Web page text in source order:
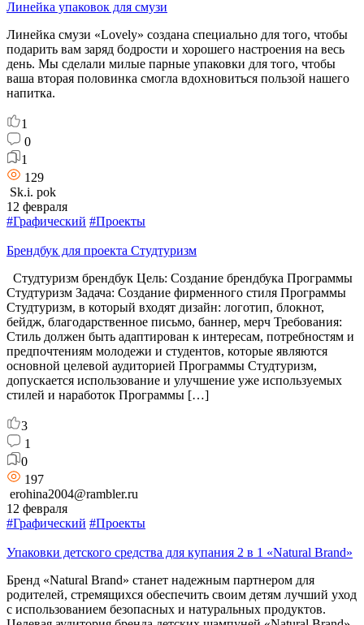
Линейка упаковок для смузи
Линейка смузи «Lovely» создана специально для того, чтобы
подарить вам заряд бодрости и хорошего настроения на весь
день. Мы сделали милые парные упаковки для того, чтобы
ваша вторая половинка смогла вдохновиться пользой нашего
напитка.
1
0
1
129
Sk.i. pok
12 февраля
#Графический #Проекты
Брендбук для проекта Студтуризм
Студтуризм брендбук Цель: Создание брендбука Программы
Студтуризм Задача: Создание фирменного стиля Программы
Студтуризм, в который входят дизайн: логотип, блокнот,
бейдж, благодарственное письмо, баннер, мерч Требования:
Стиль должен быть адаптирован к интересам, потребностям и
предпочтениям молодежи и студентов, которые являются
основной целевой аудиторией Программы Студтуризм,
допускается использование и улучшение уже используемых
стилей и наработок Программы […]
3
1
0
197
erohina2004@rambler.ru
12 февраля
#Графический #Проекты
Упаковки детского средства для купания 2 в 1 «Natural Brand»
Бренд «Natural Brand» станет надежным партнером для
родителей, стремящихся обеспечить своим детям лучший уход
с использованием безопасных и натуральных продуктов.